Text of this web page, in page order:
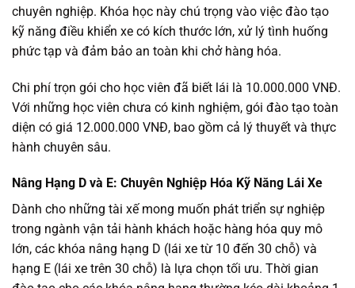
chuyên nghiệp. Khóa học này chú trọng vào việc đào tạo
kỹ năng điều khiển xe có kích thước lớn, xử lý tình huống
phức tạp và đảm bảo an toàn khi chở hàng hóa.
Chi phí trọn gói cho học viên đã biết lái là 10.000.000 VNĐ.
Với những học viên chưa có kinh nghiệm, gói đào tạo toàn
diện có giá 12.000.000 VNĐ, bao gồm cả lý thuyết và thực
hành chuyên sâu.
Nâng Hạng D và E: Chuyên Nghiệp Hóa Kỹ Năng Lái Xe
Dành cho những tài xế mong muốn phát triển sự nghiệp
trong ngành vận tải hành khách hoặc hàng hóa quy mô
lớn, các khóa nâng hạng D (lái xe từ 10 đến 30 chỗ) và
hạng E (lái xe trên 30 chỗ) là lựa chọn tối ưu. Thời gian